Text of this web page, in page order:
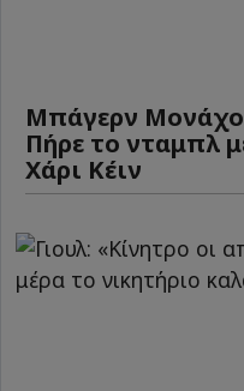
Μπάγερν
Πήρε το νταμπλ
Χάρι Κέιν